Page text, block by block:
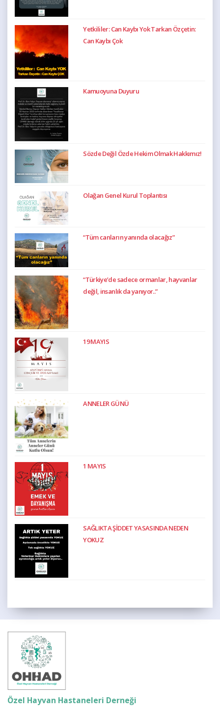
Yetkililer: Can Kaybı Yok Tarkan Özçetin:
Can Kaybı Çok
Kamuoyuna Duyuru
Sözde Değil Özde Hekim Olmak Hakkımız!
Olağan Genel Kurul Toplantısı
“Tüm canların yanında olacağız”
“Türkiye’de sadece ormanlar, hayvanlar
değil, insanlık da yanıyor..”
19 MAYIS
ANNELER GÜNÜ
1 MAYIS
SAĞLIKTA ŞİDDET YASASINDA NEDEN
YOKUZ
Özel Hayvan Hastaneleri Derneği